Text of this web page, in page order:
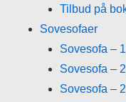
Tilbud på
Sovesofaer
Sovesofa –
Sovesofa –
Sovesofa –